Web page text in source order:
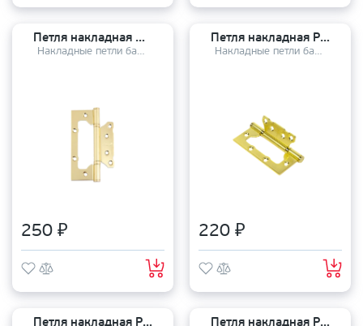
Петля накладная Avers 100*75*2,5 - В2 G
Накладные петли бабочки
250 ₽
Петля накладная PUERTO 100-2S FH100*2.5 SB
Накладные петли бабочки
220 ₽
Петля накладная PUERTO 100-2S FH100*2.5 SN Петля накладная PUERTO 100-2S FH100*2.5 B